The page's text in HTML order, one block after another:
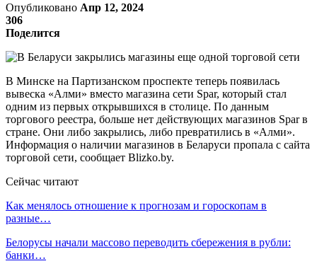
Опубликовано Апр 12, 2024
306
Поделится
В Минске на Партизанском проспекте теперь появилась
вывеска «Алми» вместо магазина сети Spar, который стал
одним из первых открывшихся в столице. По данным
торгового реестра, больше нет действующих магазинов Spar в
стране. Они либо закрылись, либо превратились в «Алми».
Информация о наличии магазинов в Беларуси пропала с сайта
торговой сети, сообщает Blizko.by.
Сейчас читают
Как менялось отношение к прогнозам и гороскопам в
разные…
Белорусы начали массово переводить сбережения в рубли:
банки…